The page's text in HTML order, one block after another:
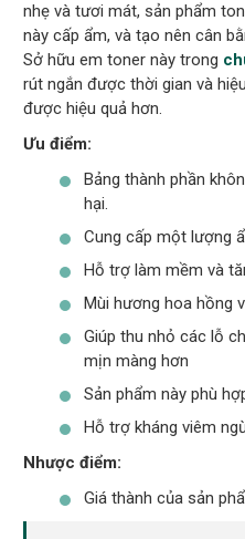
nhẹ và tươi mát, sản phẩm
này cấp ẩm, và tạo nên cân
Sở hữu em toner này trong
rút ngắn được thời gian và
được hiệu quả hơn.
Ưu điểm:
Bảng thành phần
hại.
Cung cấp một lượng
Hỗ trợ làm mềm và
Mùi hương hoa hồng
Giúp thu nhỏ các lỗ
mịn màng hơn
Sản phẩm này phù
Hỗ trợ kháng viêm
Nhược điểm:
Giá thành của sản